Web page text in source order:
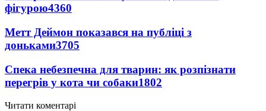
фігурою4360
Метт Деймон показався на публіці з
доньками3705
Спека небезпечна для тварин: як розпізнати
перегрів у кота чи собаки1802
Читати коментарі